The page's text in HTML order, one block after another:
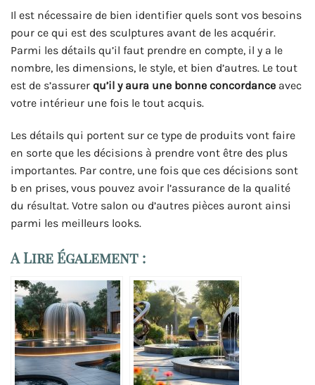
Il est nécessaire de bien identifier quels sont vos besoins
pour ce qui est des sculptures avant de les acquérir.
Parmi les détails qu’il faut prendre en compte, il y a le
nombre, les dimensions, le style, et bien d’autres. Le tout
est de s’assurer qu’il y aura une bonne concordance avec
votre intérieur une fois le tout acquis.
Les détails qui portent sur ce type de produits vont faire
en sorte que les décisions à prendre vont être des plus
importantes. Par contre, une fois que ces décisions sont
b en prises, vous pouvez avoir l’assurance de la qualité
du résultat. Votre salon ou d’autres pièces auront ainsi
parmi les meilleurs looks.
A Lire Également :